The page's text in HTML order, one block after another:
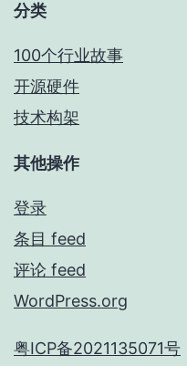
分类
100个行业故事
开源硬件
技术构架
其他操作
登录
条目 feed
评论 feed
WordPress.org
粤ICP备2021135071号